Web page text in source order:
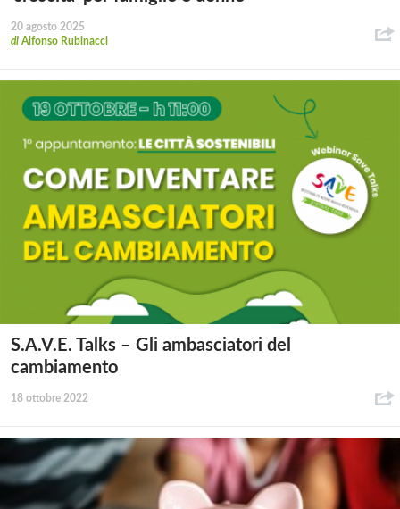
20 agosto 2025
di Alfonso Rubinacci
S.A.V.E. Talks – Gli ambasciatori del
cambiamento
18 ottobre 2022